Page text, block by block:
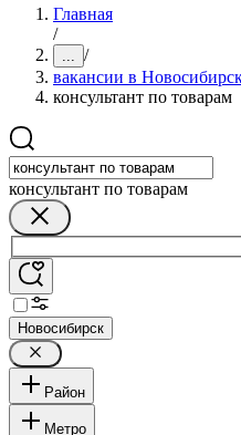
Главная
/
... /
вакансии в
консультант по товарам
консультант по товарам
Новосибирск
Район
Метро